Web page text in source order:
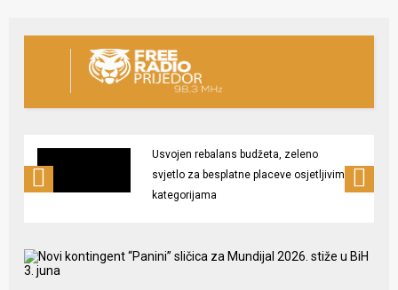
Usvojen rebalans budžeta, zeleno
svjetlo za besplatne placeve osjetljivim
kategorijama